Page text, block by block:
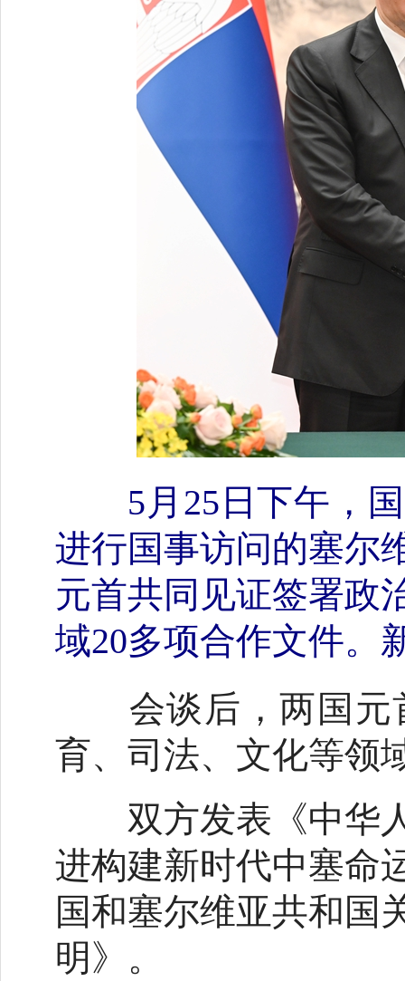
5月25日下午，
进行国事访问的塞尔
元首共同见证签署政
域20多项合作文件。
会谈后，两国元
育、司法、文化等领
双方发表《中华人
进构建新时代中塞命
国和塞尔维亚共和国
明》。